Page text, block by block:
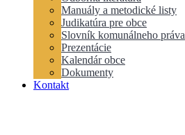
Manuály a metodické listy
Judikatúra pre obce
Slovník komunálneho práva
Prezentácie
Kalendár obce
Dokumenty
Kontakt